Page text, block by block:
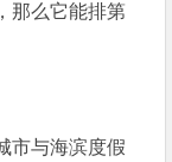
那么它能排第
市与海滨度假